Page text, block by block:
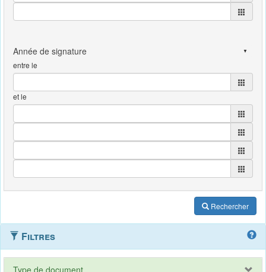
entre le
et le
Rechercher
Filtres
Type de document